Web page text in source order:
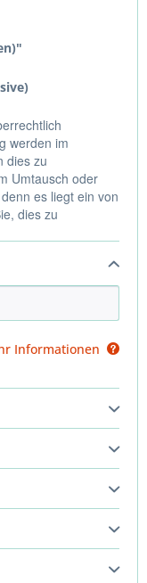
werden im
dies zu
Umtausch oder
es liegt ein von
dies zu
Informationen